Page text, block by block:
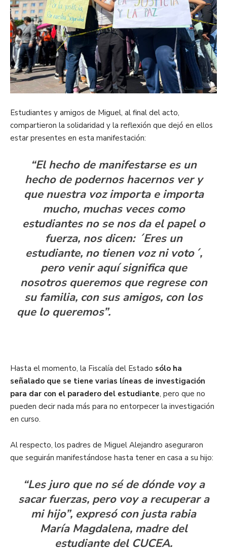
Estudiantes y amigos de Miguel, al final del acto,
compartieron la solidaridad y la reflexión que dejó en ellos
estar presentes en esta manifestación:
“El hecho de manifestarse es un
hecho de podernos hacernos ver y
que nuestra voz importa e importa
mucho, muchas veces como
estudiantes no se nos da el papel o
fuerza, nos dicen: ´Eres un
estudiante, no tienen voz ni voto´,
pero venir aquí significa que
nosotros queremos que regrese con
su familia, con sus amigos, con los
que lo queremos”.
Hasta el momento, la Fiscalía del Estado sólo ha
señalado que se tiene varias líneas de investigación
para dar con el paradero del estudiante, pero que no
pueden decir nada más para no entorpecer la investigación
en curso.
Al respecto, los padres de Miguel Alejandro aseguraron
que seguirán manifestándose hasta tener en casa a su hijo:
“Les juro que no sé de dónde voy a
sacar fuerzas, pero voy a recuperar a
mi hijo”, expresó con justa rabia
María Magdalena, madre del
estudiante del CUCEA.